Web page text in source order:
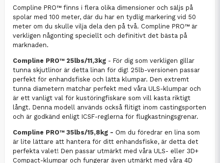
Compline PRO™ finns i flera olika dimensioner och säljs på
spolar med 100 meter, där du har en tydlig markering vid 50
meter om du skulle vilja dela den på två. Compline PRO™ är
verkligen någonting speciellt och definitivt det bästa på
marknaden.
Compline PRO™ 25lbs/11,3kg - För dig som verkligen gillar
tunna skjutlinor är detta linan för dig! 25lb-versionen passar
perfekt för enhandsfiske och lätta klumpar. Den extremt
tunna diametern matchar perfekt med våra ULS-klumpar och
är ett vanligt val för kustöringfiskare som vill kasta riktigt
långt. Denna modell används också flitigt inom castingsporten
och är godkänd enligt ICSF-reglerna för flugkastningsgrenar.
Compline PRO™ 35lbs/15,8kg - Om du föredrar en lina som
är lite lättare att hantera för ditt enhandsfiske, är detta det
perfekta valet! Den passar utmärkt med våra ULS- eller 3D+
Compact-klumpar och fungerar även utmärkt med våra 4D